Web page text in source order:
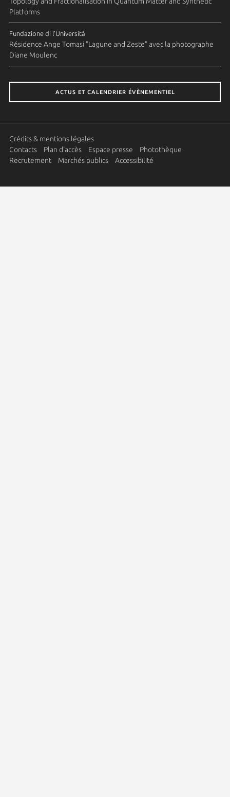
Platforms
Fundazione di l'Università
Résidence Ange Tomasi "Lagune and Zeste" avec la photographe
Diane Moulenc
ACTUS ET CALENDRIER ÉVÈNEMENTIEL
Crédits & mentions légales
Contacts
Plan d'accès Espace presse
Photothèque
Recrutement
Marchés publics Accessibilité